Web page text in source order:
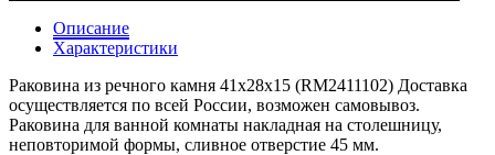
Описание
Характеристики
Раковина из речного камня 41x28x15 (RM2411102) Доставка
осуществляется по всей России, возможен самовывоз.
Раковина для ванной комнаты накладная на столешницу,
неповторимой формы, сливное отверстие 45 мм.